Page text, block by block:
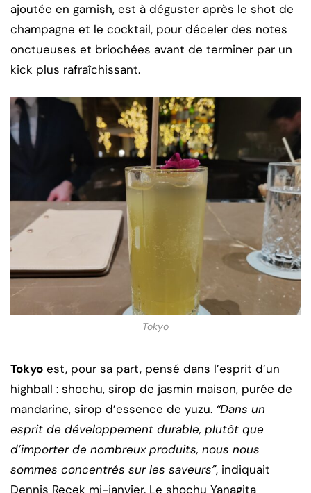
ajoutée en garnish, est à déguster après le shot de
champagne et le cocktail, pour déceler des notes
onctueuses et briochées avant de terminer par un
kick plus rafraîchissant.
Tokyo
Tokyo est, pour sa part, pensé dans l’esprit d’un
highball : shochu, sirop de jasmin maison, purée de
mandarine, sirop d’essence de yuzu. “Dans un
esprit de développement durable, plutôt que
d’importer de nombreux produits, nous nous
sommes concentrés sur les saveurs”, indiquait
Dennis Recek mi-janvier. Le shochu Yanagita